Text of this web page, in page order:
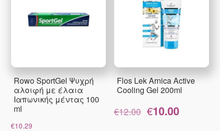
Rowo SportGel Ψυχρή
αλοιφή με έλαια
Ιαπωνικής μέντας 100
ml
€10.29
Flos Lek Arnica Active
Cooling Gel 200ml
€12.00
Original
price
€10.00